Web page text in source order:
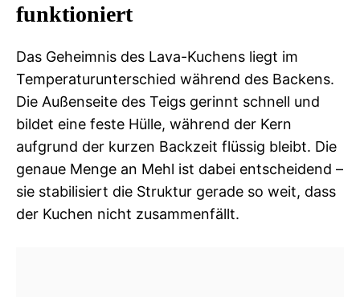
funktioniert
Das Geheimnis des Lava-Kuchens liegt im
Temperaturunterschied während des Backens.
Die Außenseite des Teigs gerinnt schnell und
bildet eine feste Hülle, während der Kern
aufgrund der kurzen Backzeit flüssig bleibt. Die
genaue Menge an Mehl ist dabei entscheidend –
sie stabilisiert die Struktur gerade so weit, dass
der Kuchen nicht zusammenfällt.